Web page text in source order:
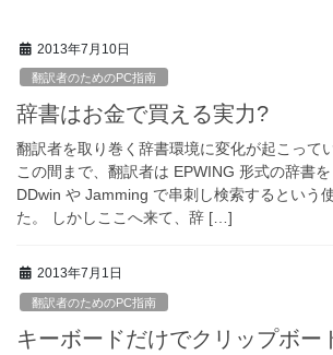
2013年7月10日
翻訳者のためのPC指南
辞書はお金で買える実力?
翻訳者を取り巻く辞書環境に変化が起こって
この間まで、翻訳者は EPWING 形式の辞書を
DDwin や Jamming で串刺し検索するという
た。 しかしここへ来て、辞 […]
2013年7月1日
翻訳者のためのPC指南
キーボードだけでクリップボー